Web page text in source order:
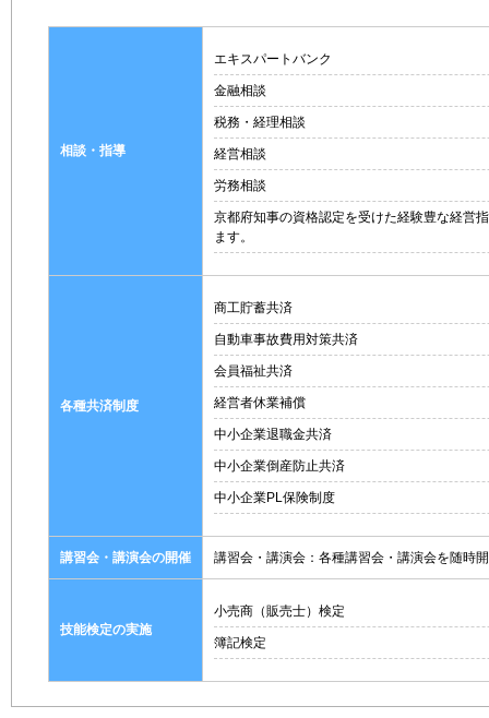
相談・指導
エキスパートバンク
金融相談
税務・経理相談
経営相談
労務相談
京都府知事の資格認定を受けた経験豊な経営
ます。
各種共済制度
商工貯蓄共済
自動車事故費用対策共済
会員福祉共済
経営者休業補償
中小企業退職金共済
中小企業倒産防止共済
中小企業PL保険制度
講習会・講演会の開催 講習会・講演会：各種講習会・講演会を随時
技能検定の実施
小売商（販売士）検定
簿記検定